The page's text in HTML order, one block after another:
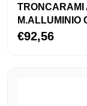
TRONCARAMI
M.ALLUMINIO
€92,56